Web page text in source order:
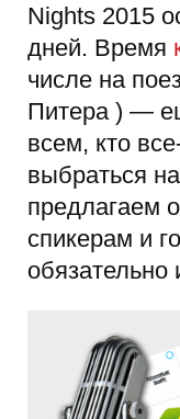
Nights 2015
дней. Время
числе на
Питера ) —
всем, кто
выбраться на
предлагаем
спикерам и
обязательно